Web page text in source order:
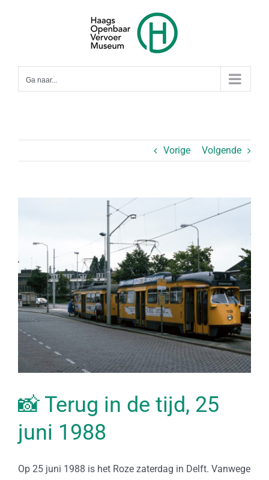
Ga naar...
Vorige Volgende
📸 Terug in de tijd, 25
juni 1988
Op 25 juni 1988 is het Roze zaterdag in Delft. Vanwege